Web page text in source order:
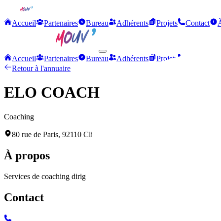
Accueil Partenaires Bureau Adhérents Projets Contact
Accueil Partenaires Bureau Adhérents Projets
Retour à l'annuaire
ELO COACH
Coaching
80 rue de Paris, 92110 Clichy-la-Garenne
À propos
Services de coaching dirigés par Elodie MUZZIN, spécialisée dans
Contact